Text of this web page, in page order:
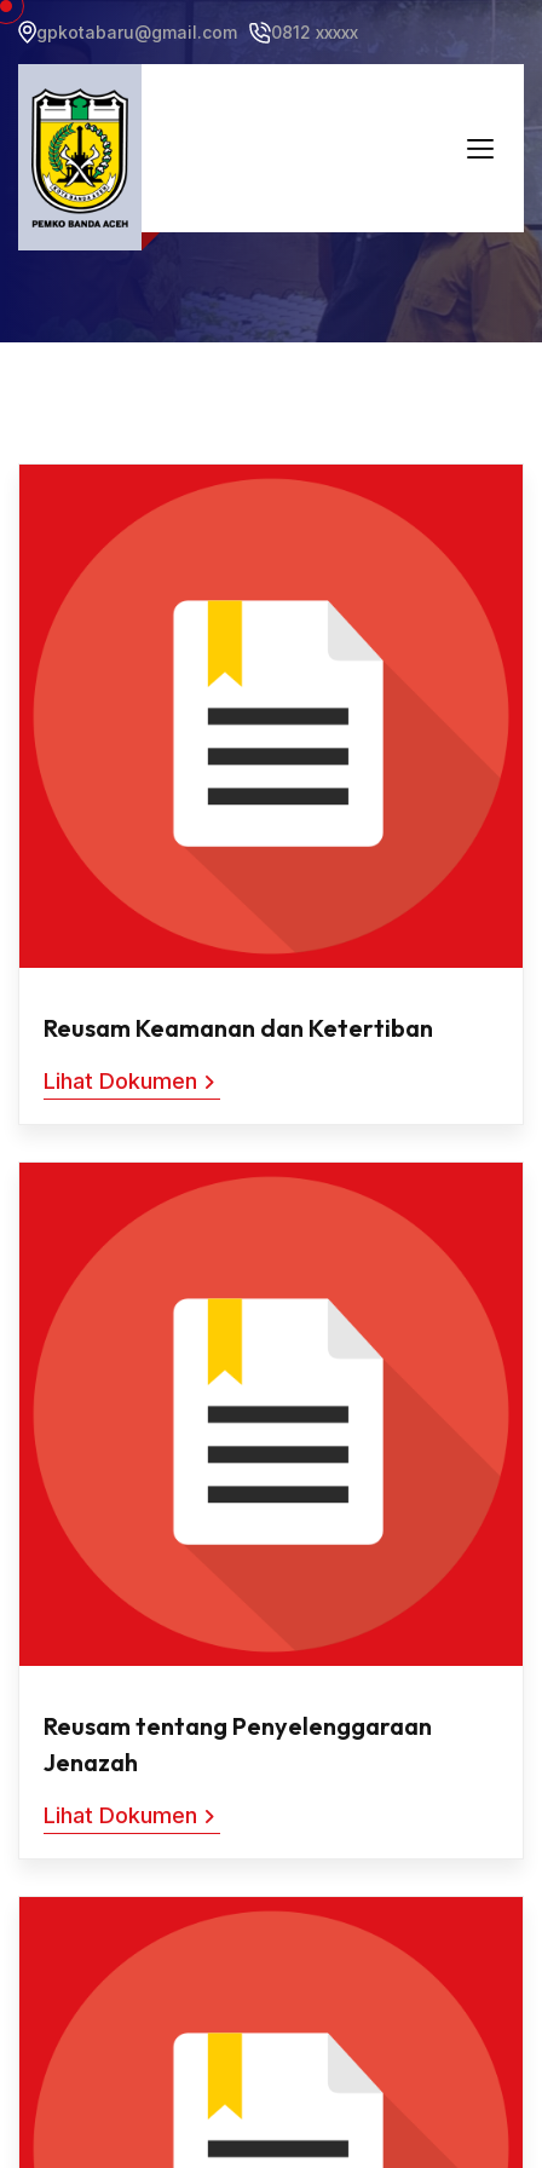
gpkotabaru@gmail.com 0812 xxxxx
Dokumen Gampong
Home
Reusam Keamanan dan Ketertiban
Lihat Dokumen
Reusam tentang Penyelenggaraan
Jenazah
Lihat Dokumen